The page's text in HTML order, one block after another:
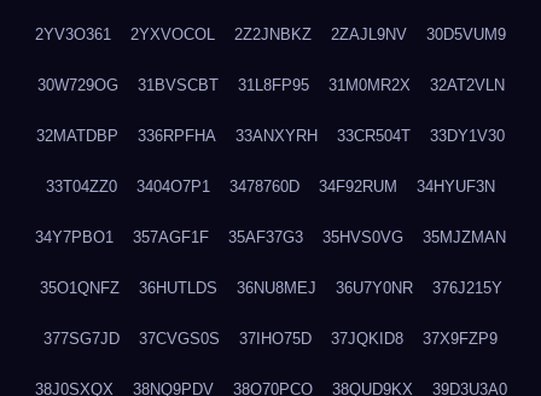
2YV3O361 2YXVOCOL 2Z2JNBKZ 2ZAJL9NV 30D5VUM9
30W729OG 31BVSCBT 31L8FP95 31M0MR2X 32AT2VLN
32MATDBP 336RPFHA 33ANXYRH 33CR504T 33DY1V30
33T04ZZ0 3404O7P1 3478760D 34F92RUM 34HYUF3N
34Y7PBO1 357AGF1F 35AF37G3 35HVS0VG 35MJZMAN
35O1QNFZ 36HUTLDS 36NU8MEJ 36U7Y0NR 376J215Y
377SG7JD 37CVGS0S 37IHO75D 37JQKID8 37X9FZP9
38J0SXQX 38NQ9PDV 38O70PCO 38QUD9KX 39D3U3A0